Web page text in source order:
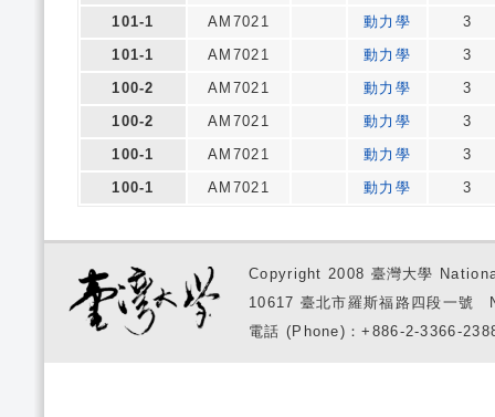
101-1
AM7021 動力學
3
101-1
AM7021 動力學
3
100-2
AM7021 動力學
3
100-2
AM7021 動力學
3
100-1
AM7021 動力學
3
100-1
AM7021 動力學 3
Copyright 2008 臺灣大學
10617 臺北市羅斯福路四段一
電話 (Phone)：+886-2-3366-